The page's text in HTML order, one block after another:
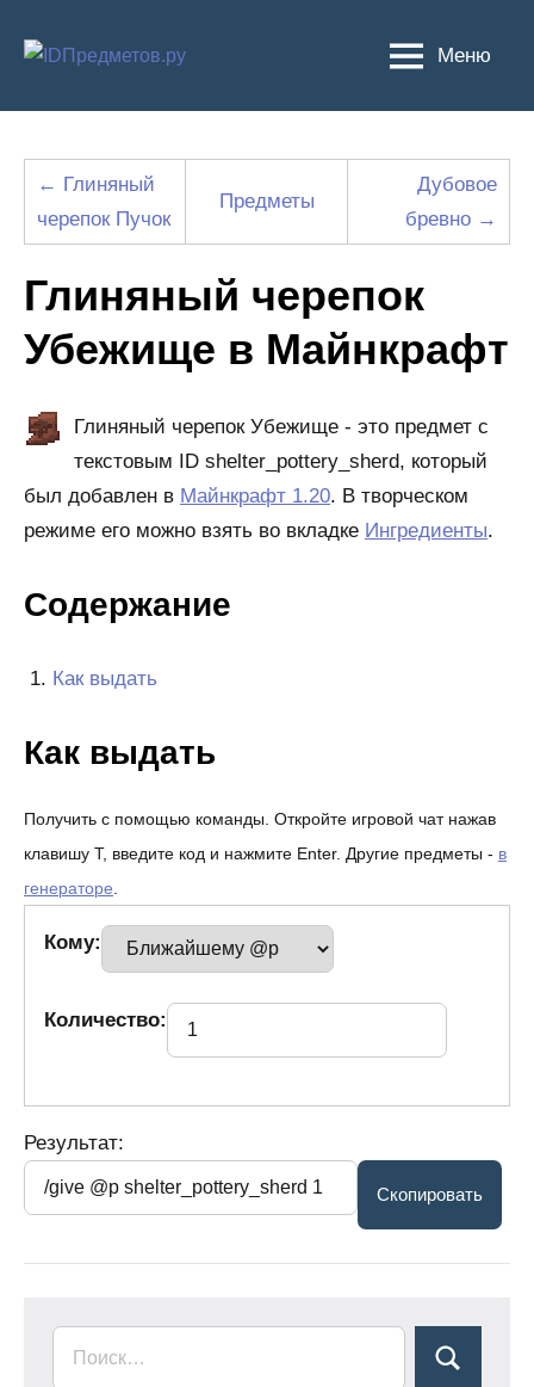
Меню
← Глиняный
черепок Пучок
Предметы
Дубовое
бревно →
Глиняный черепок
Убежище в Майнкрафт
Глиняный черепок Убежище - это предмет с
текстовым ID shelter_pottery_sherd, который
был добавлен в Майнкрафт 1.20. В творческом
режиме его можно взять во вкладке Ингредиенты.
Содержание
Как выдать
Как выдать
Получить с помощью команды. Откройте игровой чат нажав
клавишу T, введите код и нажмите Enter. Другие предметы - в
генераторе.
Кому:
Количество:
Результат: